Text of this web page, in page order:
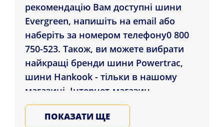
рекомендацію Вам доступні шини
Evergreen, напишіть на email або
наберіть за номером телефону0 800
750-523. Також, ви можете вибрати
найкращі бренди шини Powertrac,
шини Hankook - тільки в нашому
магазині. Інтернет-магазин
Shinteh.com.ua зробить доставку
Шини Evergreen EU728 215/55 ZR16
ПОКАЗАТИ ЩЕ